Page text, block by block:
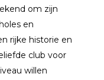
om zijn
en
rijke historie en
club voor
willen